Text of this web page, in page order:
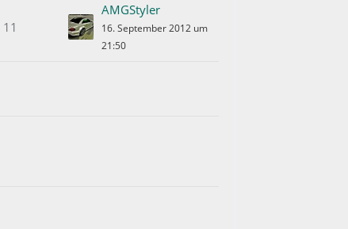
11
AMGStyler
16. September 2012 um
21:50